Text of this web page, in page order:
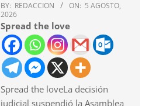
BY: REDACCION ON: 5 AGOSTO,
2026
Spread the love
Spread the loveLa decisión
judicial suspendió la Asamblea